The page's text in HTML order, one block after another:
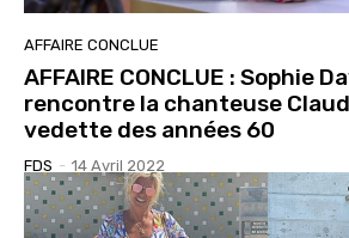
AFFAIRE CONCLUE
AFFAIRE CONCLUE : Sophie
rencontre la chanteuse
vedette des années 60
FDS - 14 Avril 2022